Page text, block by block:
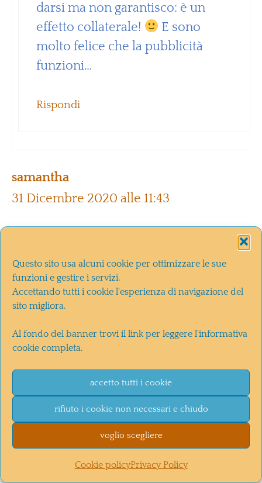
Questo sito usa alcuni cookie per ottimizzare le sue
funzioni e gestire i servizi.
Accettando tutti i cookie l'esperienza di navigazione del
sito migliora.
Al fondo del banner trovi il link per leggere l'informativa
cookie completa.
accetto tutti i cookie
rifiuto i cookie non necessari e chiudo
voglio scegliere
Cookie policyPrivacy Policy
darsi ma non garantisco: è un
effetto collaterale!
E sono
molto felice che la pubblicità
funzioni…
Rispondi
samantha
31 Dicembre 2020 alle 11:43
Grazie Fabio,
molto interessante davvero.
Suddividere in due tempi tecnica e
gestione dell’emotività lo trovo
strano ma costruttivo. Infondo la
seconda parte è la più dura, il
confronto con i propri limiti da cui
essere sorpresi o sopraffatti!